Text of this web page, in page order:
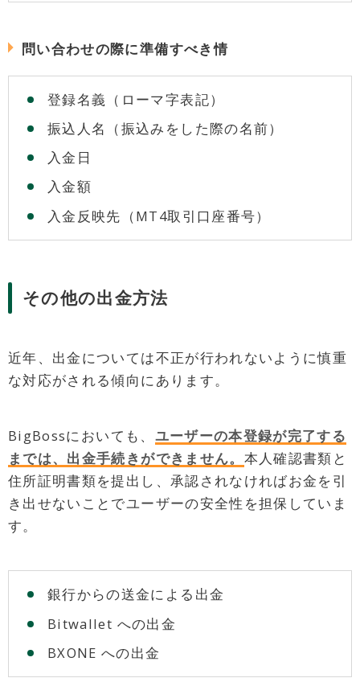
問い合わせの際に準備すべき情
登録名義（ローマ字表記）
振込人名（振込みをした際の名前）
入金日
入金額
入金反映先（MT4取引口座番号）
その他の出金方法
近年、出金については不正が行われないように慎重
な対応がされる傾向にあります。
BigBossにおいても、 ユーザーの本登録が完了する
までは、出金手続きができません。 本人確認書類と
住所証明書類を提出し、承認されなければお金を引
き出せないことでユーザーの安全性を担保していま
す。
銀行からの送金による出金
Bitwallet への出金
BXONE への出金